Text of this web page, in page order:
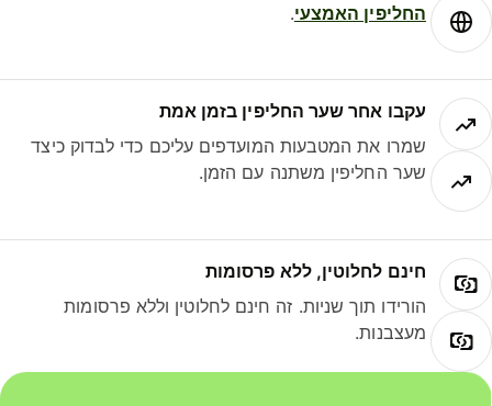
החליפין האמצעי.
עקבו אחר שער החליפין בזמן אמת
שמרו את המטבעות המועדפים עליכם כדי לבדוק כיצד
שער החליפין משתנה עם הזמן.
חינם לחלוטין, ללא פרסומות
הורידו תוך שניות. זה חינם לחלוטין וללא פרסומות
מעצבנות.